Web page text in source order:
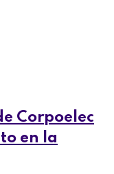
Corpoelec
en la